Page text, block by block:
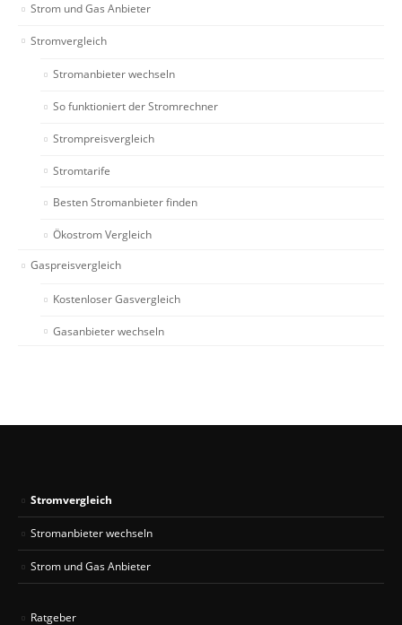
Strom und Gas Anbieter
Stromvergleich
Stromanbieter wechseln
So funktioniert der Stromrechner
Strompreisvergleich
Stromtarife
Besten Stromanbieter finden
Ökostrom Vergleich
Gaspreisvergleich
Kostenloser Gasvergleich
Gasanbieter wechseln
Stromvergleich
Stromanbieter wechseln
Strom und Gas Anbieter
Ratgeber